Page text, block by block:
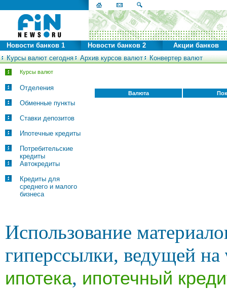
Курсы валют сегодня Архив курсов валют Конвертер валют
Новости банков 1 Новости банков 2 Акции банков
Курсы валют
Отделения
Обменные пункты
Ставки депозитов
Ипотечные кредиты
Потребительские
кредиты
Автокредиты
Кредиты для
среднего и малого
бизнеса
Валюта
Использование
гиперссылки, ведущей на
ипотека, ипотечный